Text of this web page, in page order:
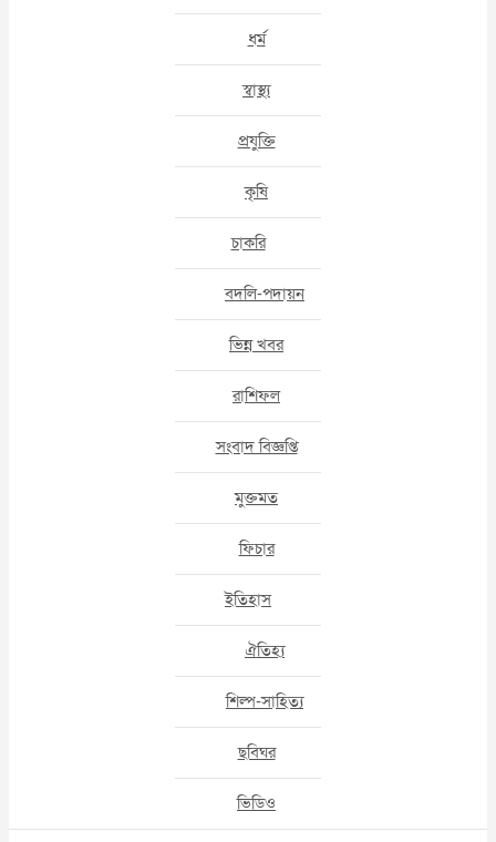
ধর্ম
স্বাস্থ্য
প্রযুক্তি
কৃষি
চাকরি
বদলি-পদায়ন
ভিন্ন খবর
রাশিফল
সংবাদ বিজ্ঞপ্তি
মুক্তমত
ফিচার
ইতিহাস
ঐতিহ্য
শিল্প-সাহিত্য
ছবিঘর
ভিডিও